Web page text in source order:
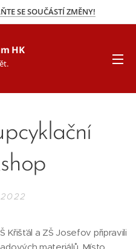
SE SOUČÁSTÍ ZMĚNY!
HK
Křišťál a ZŠ Josefov připravili